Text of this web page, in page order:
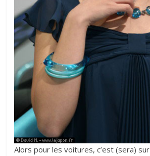
Alors pour les voitures, c’est (sera) sur